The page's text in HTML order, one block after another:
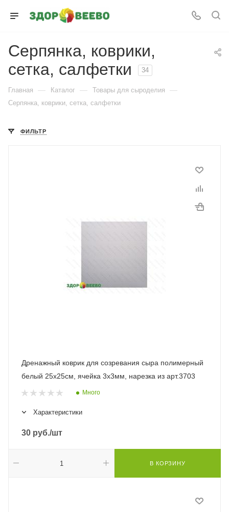
Серпянка, коврики,
сетка, салфетки
34
Главная — Каталог — Товары для сыроделия —
Серпянка, коврики, сетка, салфетки
ФИЛЬТР
Дренажный коврик для созревания сыра полимерный
белый 25х25см, ячейка 3х3мм, нарезка из арт.3703
Много
Характеристики
30 руб./шт
В КОРЗИНУ